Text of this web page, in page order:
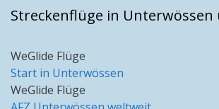
Streckenflüge in
WeGlide Flüge
Start in Unterwössen
WeGlide Flüge